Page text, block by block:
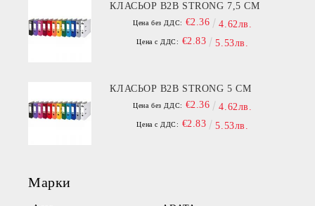
КЛАСЬОР B2B STRONG 7,5 СМ
Цена без ДДС: €2.36 4.62лв.
Цена с ДДС: €2.83 5.53лв.
КЛАСЬОР B2B STRONG 5 СМ
Цена без ДДС: €2.36 4.62лв.
Цена с ДДС: €2.83 5.53лв.
Марки